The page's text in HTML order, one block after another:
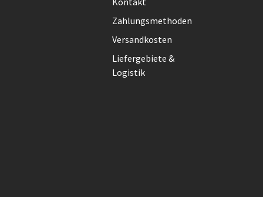
Zahlungsmethoden
Versandkosten
Liefergebiete &
Logistik